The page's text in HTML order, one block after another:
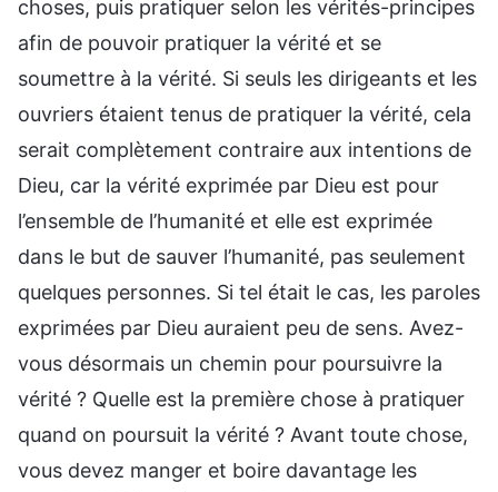
choses, puis pratiquer selon les vérités-principes
afin de pouvoir pratiquer la vérité et se
soumettre à la vérité. Si seuls les dirigeants et les
ouvriers étaient tenus de pratiquer la vérité, cela
serait complètement contraire aux intentions de
Dieu, car la vérité exprimée par Dieu est pour
l’ensemble de l’humanité et elle est exprimée
dans le but de sauver l’humanité, pas seulement
quelques personnes. Si tel était le cas, les paroles
exprimées par Dieu auraient peu de sens. Avez-
vous désormais un chemin pour poursuivre la
vérité ? Quelle est la première chose à pratiquer
quand on poursuit la vérité ? Avant toute chose,
vous devez manger et boire davantage les